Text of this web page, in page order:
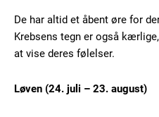
Gratis / forever
Etiam est nibh, lobortis sit
De har altid et åbent øre for
Krebsens tegn er også
at vise deres følelser.
Løven (24. juli – 23. august)